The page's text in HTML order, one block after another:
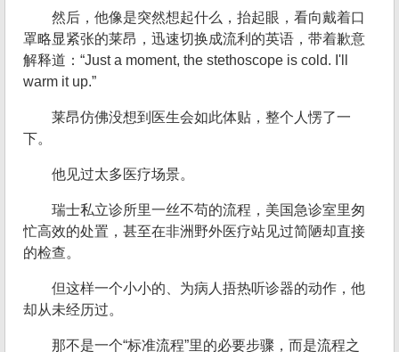
然后，他像是突然想起什么，抬起眼，看向戴着口
罩略显紧张的莱昂，迅速切换成流利的英语，带着歉意
解释道：“Just a moment, the stethoscope is cold. I'll
warm it up.”
莱昂仿佛没想到医生会如此体贴，整个人愣了一
下。
他见过太多医疗场景。
瑞士私立诊所里一丝不苟的流程，美国急诊室里匆
忙高效的处置，甚至在非洲野外医疗站见过简陋却直接
的检查。
但这样一个小小的、为病人捂热听诊器的动作，他
却从未经历过。
那不是一个“标准流程”里的必要步骤，而是流程之